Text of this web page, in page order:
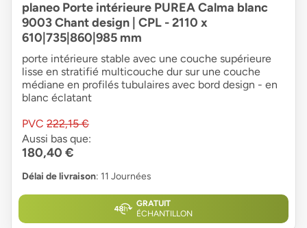
planeo Porte intérieure PUREA Calma blanc
9003 Chant design | CPL - 2110 x
610|735|860|985 mm
porte intérieure stable avec une couche supérieure
lisse en stratifié multicouche dur sur une couche
médiane en profilés tubulaires avec bord design - en
blanc éclatant
PVC 222,15 €
Aussi bas que:
180,40 €
Délai de livraison: 11 Journées
GRATUIT
ÉCHANTILLON